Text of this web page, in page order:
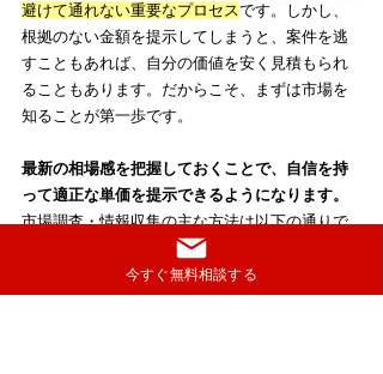
避けて通れない重要なプロセスです。しかし、
根拠のない金額を提示してしまうと、案件を逃
すこともあれば、自分の価値を安く見積もられ
ることもあります。だからこそ、まずは市場を
知ることが第一歩です。
最新の相場感を把握しておくことで、自信を持
って適正な単価を提示できるようになります。
市場調査・情報収集の主な方法は以下の通りで
案件紹介サイトやエージェントの情報を活
今すぐ無料相談する